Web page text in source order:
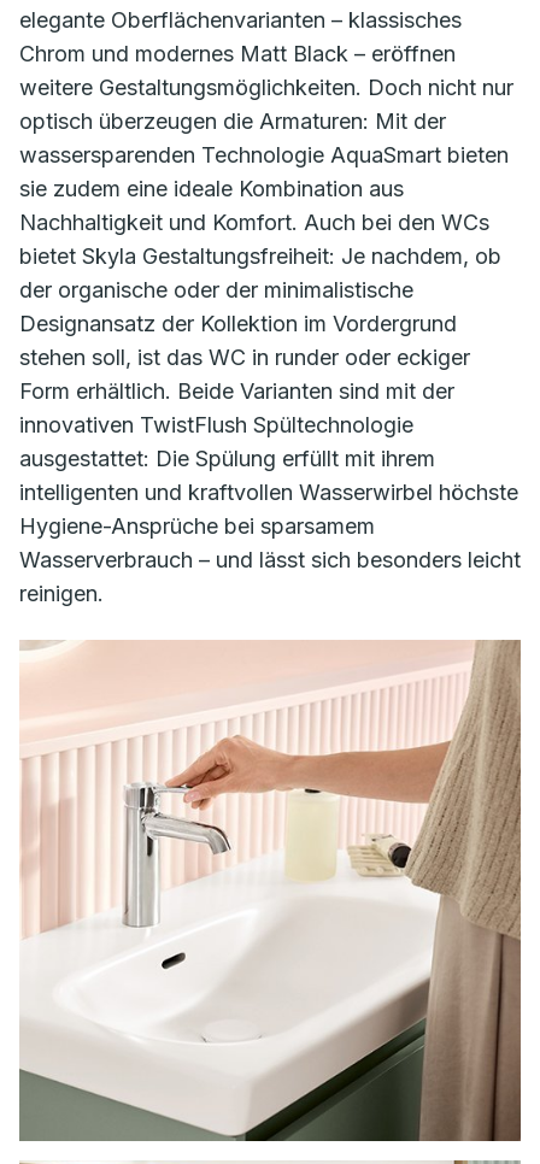
elegante Oberflächenvarianten – klassisches
Chrom und modernes Matt Black – eröffnen
weitere Gestaltungsmöglichkeiten. Doch nicht nur
optisch überzeugen die Armaturen: Mit der
wassersparenden Technologie AquaSmart bieten
sie zudem eine ideale Kombination aus
Nachhaltigkeit und Komfort. Auch bei den WCs
bietet Skyla Gestaltungsfreiheit: Je nachdem, ob
der organische oder der minimalistische
Designansatz der Kollektion im Vordergrund
stehen soll, ist das WC in runder oder eckiger
Form erhältlich. Beide Varianten sind mit der
innovativen TwistFlush Spültechnologie
ausgestattet: Die Spülung erfüllt mit ihrem
intelligenten und kraftvollen Wasserwirbel höchste
Hygiene-Ansprüche bei sparsamem
Wasserverbrauch – und lässt sich besonders leicht
reinigen.